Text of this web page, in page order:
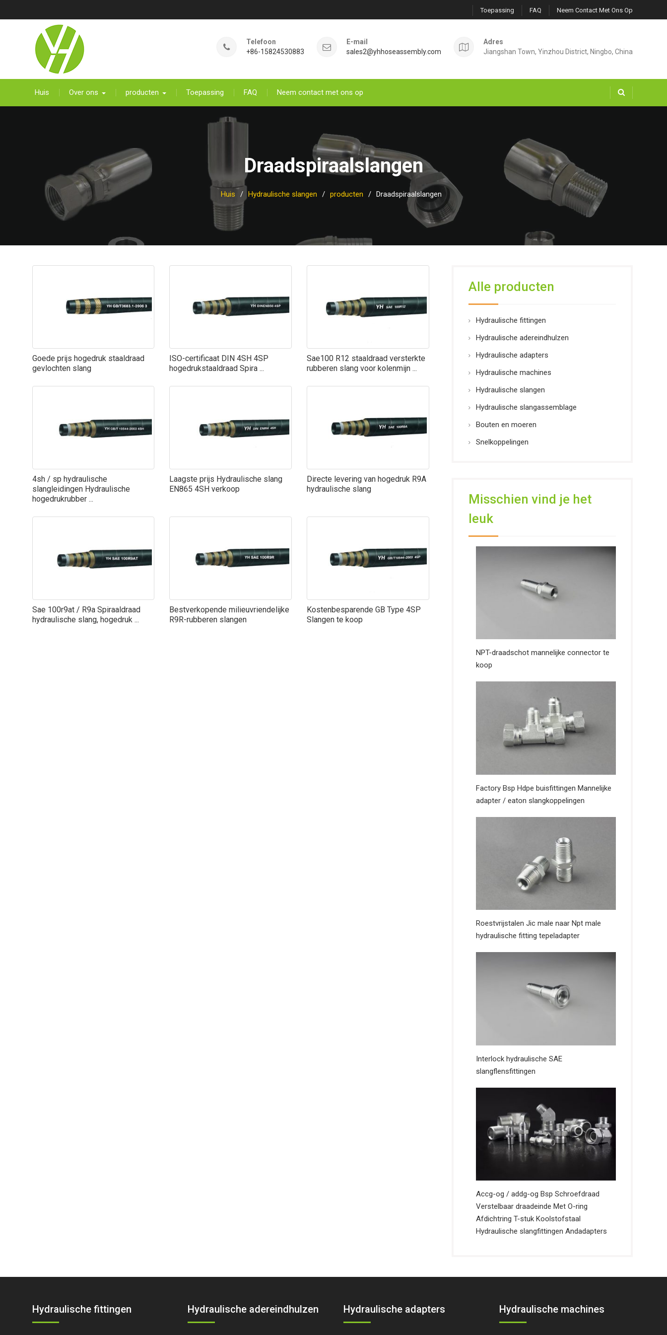
naar
Toepassing FAQ Neem Contact Met Ons Op
Telefoon
+86-15824530883
E-mail
sales2@yhhoseassembly.com
Adres
Jiangshan Town, Yinzhou District, Ningbo, China
Huis Over ons producten Toepassing FAQ Neem contact met ons op
Draadspiraalslangen
Huis Hydraulische slangen producten Draadspiraalslangen
Goede prijs hogedruk staaldraad
gevlochten slang
ISO-certificaat DIN 4SH 4SP
hogedrukstaaldraad Spira ...
Sae100 R12 staaldraad versterkte
rubberen slang voor kolenmijn ...
4sh / sp hydraulische
slangleidingen Hydraulische
hogedrukrubber ...
Laagste prijs Hydraulische slang
EN865 4SH verkoop
Directe levering van hogedruk R9A
hydraulische slang
Sae 100r9at / R9a Spiraaldraad
hydraulische slang, hogedruk ...
Bestverkopende milieuvriendelijke
R9R-rubberen slangen
Kostenbesparende GB Type 4SP
Slangen te koop
Alle producten
Hydraulische fittingen
Hydraulische adereindhulzen
Hydraulische adapters
Hydraulische machines
Hydraulische slangen
Hydraulische slangassemblage
Bouten en moeren
Snelkoppelingen
Misschien vind je het
leuk
NPT-draadschot mannelijke connector te
koop
Factory Bsp Hdpe buisfittingen Mannelijke
adapter / eaton slangkoppelingen
Roestvrijstalen Jic male naar Npt male
hydraulische fitting tepeladapter
Interlock hydraulische SAE
slangflensfittingen
Accg-og / addg-og Bsp Schroefdraad
Verstelbaar draadeinde Met O-ring
Afdichtring T-stuk Koolstofstaal
Hydraulische slangfittingen Andadapters
Hydraulische fittingen Hydraulische adereindhulzen Hydraulische adapters Hydraulische machines